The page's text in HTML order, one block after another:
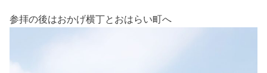
参拝の後はおかげ横丁とおはらい町へ